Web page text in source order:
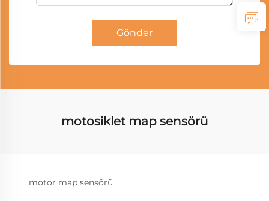
Gönder
motosiklet map sensörü
motor map sensörü